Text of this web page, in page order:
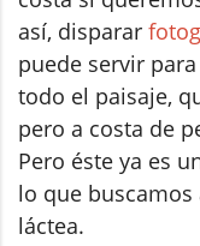
así, disparar
puede servir
todo el paisaje,
pero a costa de
Pero éste ya es
lo que
láctea.